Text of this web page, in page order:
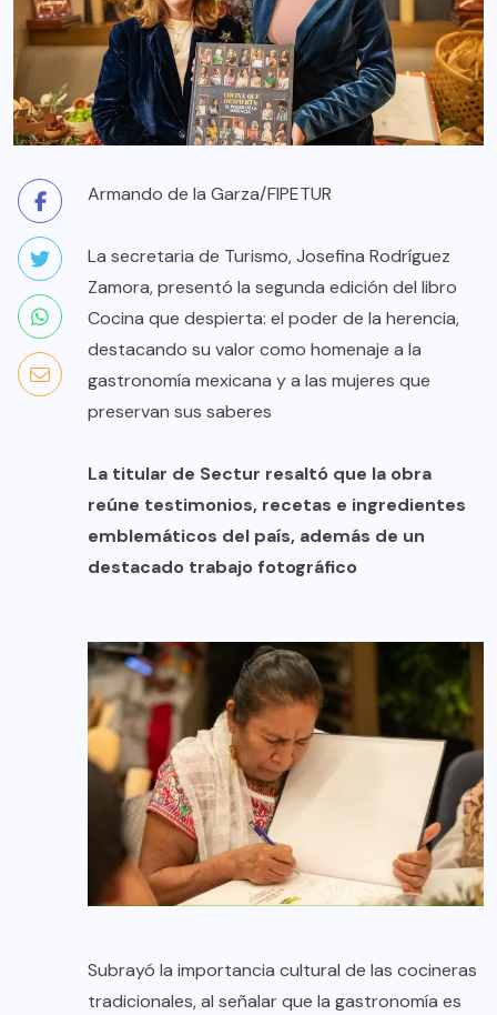
Armando de la Garza/FIPETUR
La secretaria de Turismo, Josefina Rodríguez
Zamora, presentó la segunda edición del libro
Cocina que despierta: el poder de la herencia,
destacando su valor como homenaje a la
gastronomía mexicana y a las mujeres que
preservan sus saberes
La titular de Sectur resaltó que la obra
reúne testimonios, recetas e ingredientes
emblemáticos del país, además de un
destacado trabajo fotográfico
Subrayó la importancia cultural de las cocineras
tradicionales, al señalar que la gastronomía es